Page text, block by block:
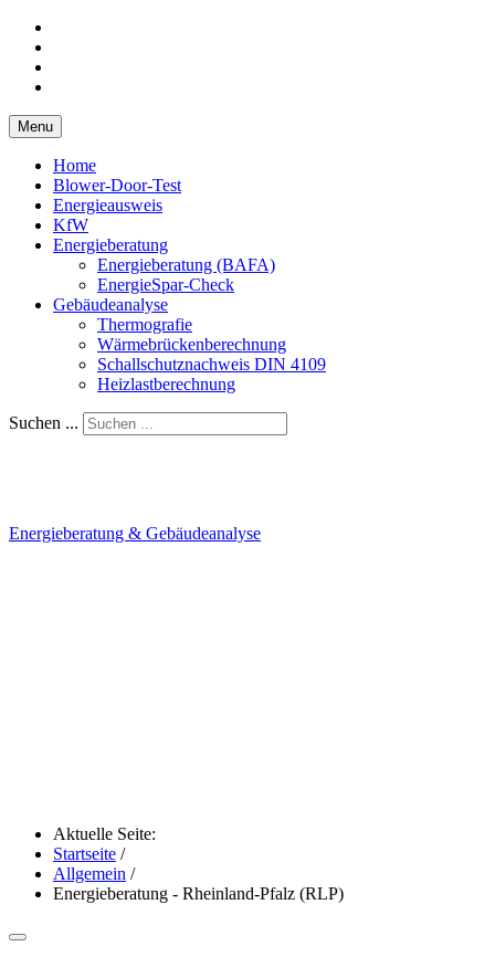
Menu
Home
Blower-Door-Test
Energieausweis
KfW
Energieberatung
Energieberatung (BAFA)
EnergieSpar-Check
Gebäudeanalyse
Thermografie
Wärmebrückenberechnung
Schallschutznachweis DIN 4109
Heizlastberechnung
Suchen ...
Energieberatung & Gebäudeanalyse
Aktuelle Seite:
Startseite /
Allgemein /
Energieberatung - Rheinland-Pfalz (RLP)